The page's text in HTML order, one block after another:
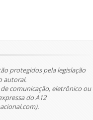
protegidos pela legislação
autoral.
comunicação, eletrônico ou
do A12